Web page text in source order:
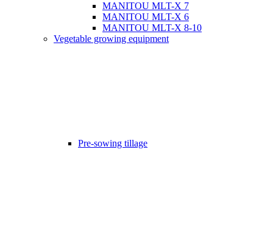
MANITOU MLT-X 7
MANITOU MLT-X 6
MANITOU MLT-X 8-10
Vegetable growing equipment
Pre-sowing tillage